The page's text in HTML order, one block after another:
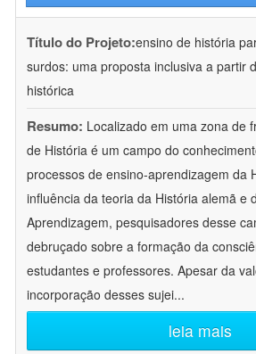
Título do Projeto:ensino de história
surdos: uma proposta inclusiva a partir
histórica
Resumo: Localizado em uma zona de
de História é um campo do
processos de ensino-aprendizagem da
influência da teoria da História alemã e
Aprendizagem, pesquisadores desse
debruçado sobre a formação da
estudantes e professores. Apesar da
incorporação desses sujei...
leia mais